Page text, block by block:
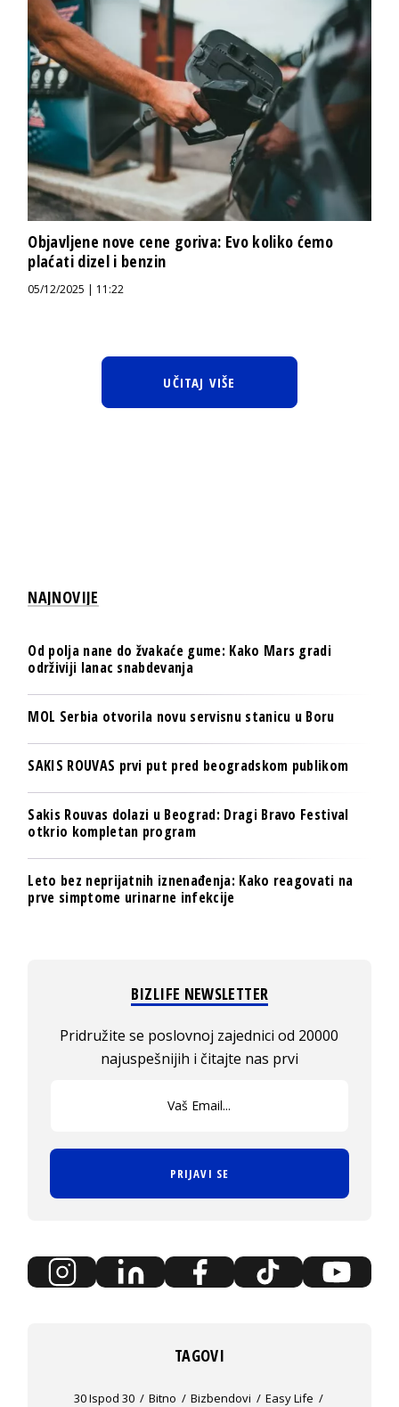
Objavljene nove cene goriva: Evo koliko ćemo
plaćati dizel i benzin
05/12/2025 | 11:22
UČITAJ VIŠE
NAJNOVIJE
Od polja nane do žvakaće gume: Kako Mars gradi
održiviji lanac snabdevanja
MOL Serbia otvorila novu servisnu stanicu u Boru
SAKIS ROUVAS prvi put pred beogradskom publikom
Sakis Rouvas dolazi u Beograd: Dragi Bravo Festival
otkrio kompletan program
Leto bez neprijatnih iznenađenja: Kako reagovati na
prve simptome urinarne infekcije
BIZLIFE NEWSLETTER
Pridružite se poslovnoj zajednici od 20000
najuspešnijih i čitajte nas prvi
PRIJAVI SE
TAGOVI
30 Ispod 30 Bitno Bizbendovi
Easy Life